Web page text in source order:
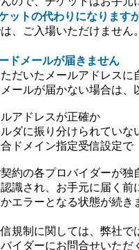
ットの代わりになります
、ご入場いただけませ
ドメールが届きません
だいたメールアドレス
ールが届かない場合は
アドレスが正確か
ダに振り分けられていな
合ドメイン指定受信設定
約の各プロバイダーが
識され、お手元に届く
エラーとなる状態が続
規制に関しては、弊社で
イダーにお問合せいた